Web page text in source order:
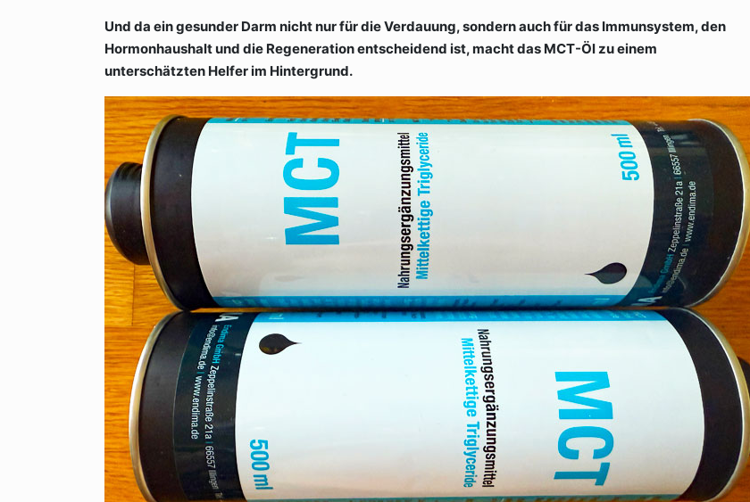
Und da ein gesunder Darm nicht nur für die Verdauung, sondern auch für das Immunsystem, den
Hormonhaushalt und die Regeneration entscheidend ist, macht das MCT-Öl zu einem
unterschätzten Helfer im Hintergrund.